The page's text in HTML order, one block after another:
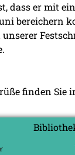
dass er mit
bereichern
finden Sie